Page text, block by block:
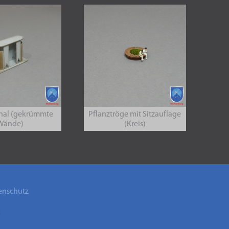
(gekrümmte
Pflanztröge mit Sitzauflage
(Kreis)